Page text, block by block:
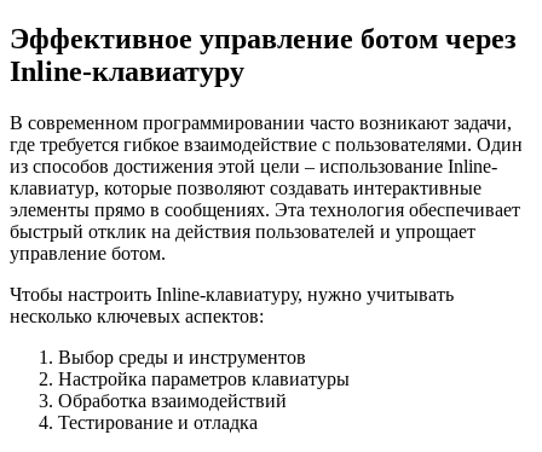
Эффективное управление ботом через
Inline-клавиатуру
В современном программировании часто возникают задачи,
где требуется гибкое взаимодействие с пользователями. Один
из способов достижения этой цели – использование Inline-
клавиатур, которые позволяют создавать интерактивные
элементы прямо в сообщениях. Эта технология обеспечивает
быстрый отклик на действия пользователей и упрощает
управление ботом.
Чтобы настроить Inline-клавиатуру, нужно учитывать
несколько ключевых аспектов:
Выбор среды и инструментов
Настройка параметров клавиатуры
Обработка взаимодействий
Тестирование и отладка